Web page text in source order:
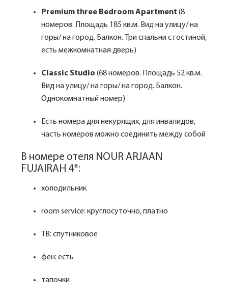
Premium three Bedroom Apartment (8
номеров. Площадь 185 кв.м. Вид на улицу/ на
горы/ на город. Балкон. Три спальни с гостиной,
есть межкомнатная дверь)
Classic Studio (68 номеров. Площадь 52 кв.м.
Вид на улицу/ на горы/ на город. Балкон.
Однокомнатный номер)
Есть номера для некурящих, для инвалидов,
часть номеров можно соединить между собой
В номере отеля NOUR ARJAAN
FUJAIRAH 4*:
холодильник
room service: круглосуточно, платно
ТВ: спутниковое
фен: есть
тапочки